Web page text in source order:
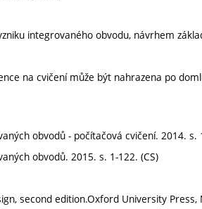
integrovaného obvodu, návrhem
na cvičení může být nahrazena po
obvodů - počítačová cvičení. 2014. s.
obvodů. 2015. s. 1-122. (CS)
second edition.Oxford University